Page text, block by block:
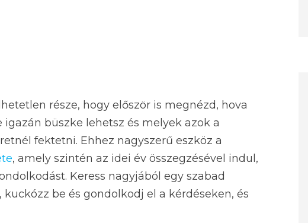
része, hogy először is megnézd, hova
büszke lehetsz és melyek azok a
fektetni. Ehhez nagyszerű eszköz a
, amely szintén az idei év összegzésével indul,
Keress nagyjából egy szabad
be és gondolkodj el a kérdéseken, és